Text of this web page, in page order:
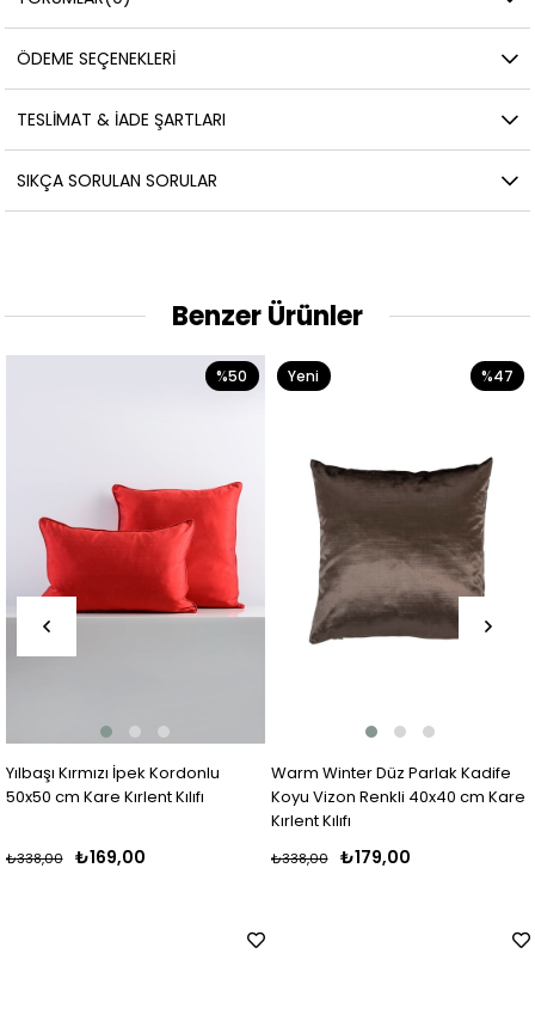
ÖDEME SEÇENEKLERI
TESLIMAT & İADE ŞARTLARI
SIKÇA SORULAN SORULAR
Benzer Ürünler
Yılbaşı Kırmızı İpek Kordonlu
50x50 cm Kare Kırlent Kılıfı
₺169,00
₺338,00
%50
Warm Winter Düz Parlak Kadife
Koyu Vizon Renkli 40x40 cm Kare
Kırlent Kılıfı
₺179,00
₺338,00
%47
Yeni